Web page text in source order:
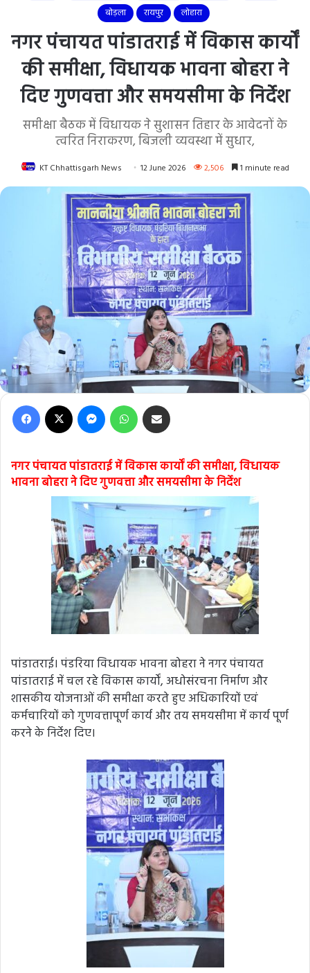
बोड़ला
रायपुर लोहारा
नगर पंचायत पांडातराई में विकास कार्यों
की समीक्षा, विधायक भावना बोहरा ने
दिए गुणवत्ता और समयसीमा के निर्देश
समीक्षा बैठक में विधायक ने सुशासन तिहार के आवेदनों के
त्वरित निराकरण, बिजली व्यवस्था में सुधार,
KT Chhattisgarh News 12 June 2026 2,506 1 minute read
Facebook Messenger WhatsApp
नगर पंचायत पांडातराई में विकास कार्यों की समीक्षा, विधायक
भावना बोहरा ने दिए गुणवत्ता और समयसीमा के निर्देश
पांडातराई। पंडरिया विधायक भावना बोहरा ने नगर पंचायत
पांडातराई में चल रहे विकास कार्यों, अधोसंरचना निर्माण और
शासकीय योजनाओं की समीक्षा करते हुए अधिकारियों एवं
कर्मचारियों को गुणवत्तापूर्ण कार्य और तय समयसीमा में कार्य पूर्ण
करने के निर्देश दिए।